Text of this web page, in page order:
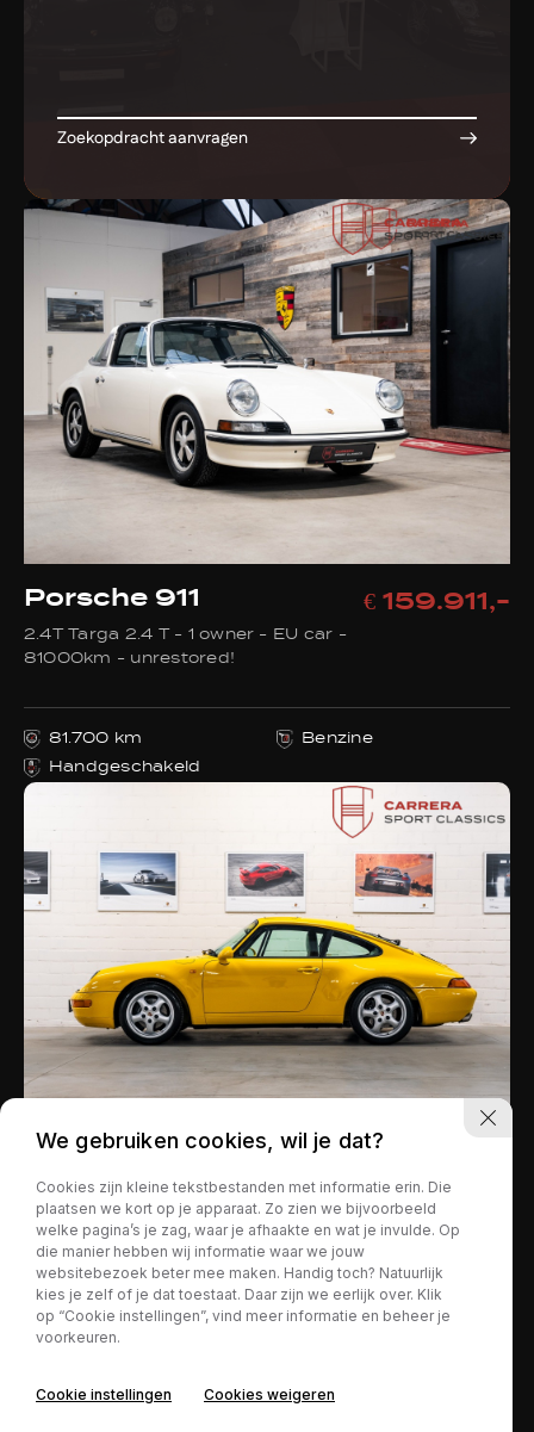
Zoekopdracht aanvragen
Porsche 911 € 159.911,-
2.4T Targa 2.4 T - 1 owner - EU car -
81000km - unrestored!
81.700 km
Benzine
Handgeschakeld
Porsche 911 € 99.500,-
993 Coupé varioram 3.6 Coupé
Tiptronic S - Speed yellow
76.500 km
Benzine
We gebruiken cookies, wil je dat?
Cookies zijn kleine tekstbestanden met informatie erin. Die
plaatsen we kort op je apparaat. Zo zien we bijvoorbeeld
welke pagina’s je zag, waar je afhaakte en wat je invulde. Op
die manier hebben wij informatie waar we jouw
websitebezoek beter mee maken. Handig toch? Natuurlijk
kies je zelf of je dat toestaat. Daar zijn we eerlijk over. Klik
op “Cookie instellingen”, vind meer informatie en beheer je
voorkeuren.
Cookie instellingen Cookies weigeren